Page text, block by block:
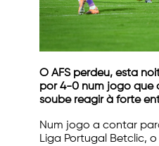
O AFS perdeu, esta
por 4-0 num jogo que
soube reagir à forte
Num jogo a contar
Liga Portugal Betclic,